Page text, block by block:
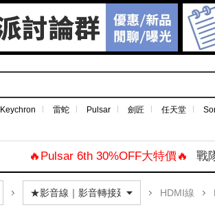
Keychron 雷蛇 Pulsar 劍匠 任天堂
🔥Pulsar 6th 30%OFF大特價🔥 戰
HDMI線